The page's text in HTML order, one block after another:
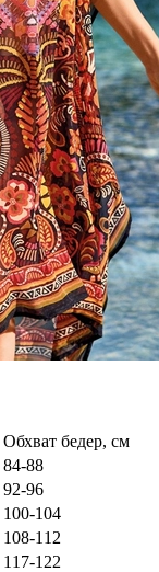
Обхват бедер, см
84-88
92-96
100-104
108-112
117-122